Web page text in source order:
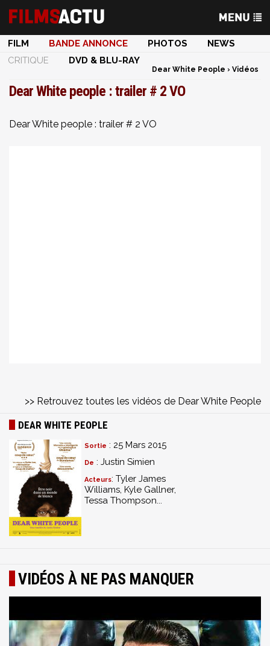
FILM BANDE ANNONCE PHOTOS
NEWS
CRITIQUE
DVD & BLU-RAY
Dear White People › Vidéos
Dear White people : trailer # 2 VO
Dear White people : trailer # 2 VO
>> Retrouvez toutes les vidéos de Dear White People
DEAR WHITE PEOPLE
Sortie : 25 Mars 2015
De : Justin Simien
Acteurs: Tyler James
Williams, Kyle Gallner,
Tessa Thompson...
VIDÉOS À NE PAS MANQUER